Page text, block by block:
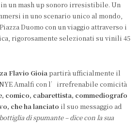
un mash up sonoro irresistibile. Un
in uno scenario unico al mondo,
Duomo con un viaggio attraverso i
rigorosamente selezionati su vinili 45
Flavio Gioiapartirà ufficialmente il
Amalfi con l’irrefrenabile comicità
comico, cabarettista, commediografo
che ha lanciato il suo messaggio ad
di spumante – dice con la sua